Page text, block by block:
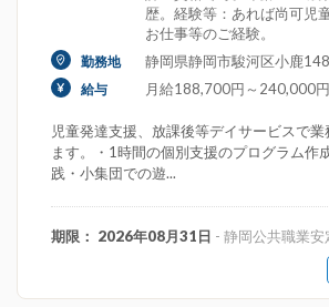
歴。経験等：あれば尚可児
お仕事等のご経験。
勤務地 静岡県静岡市駿河区小鹿
給与 月給188,700円～240,000円
児童発達支援、放課後等デイサービスで業
ます。・1時間の個別支援のプログラム作
践・小集団での遊...
期限： 2026年08月31日 - 静岡公共職業安